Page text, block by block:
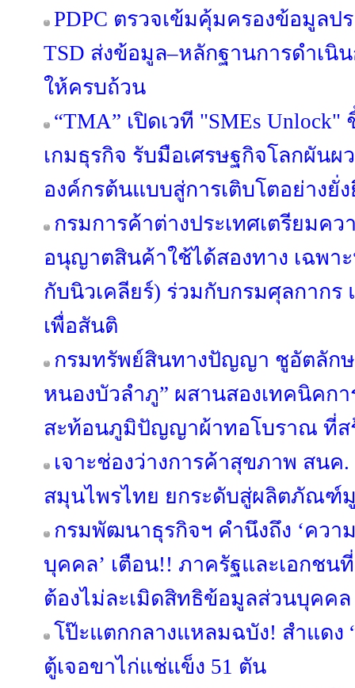
PDPC ตรวจเข้มคุ้มครองข้อมูลป
TSD ส่งข้อมูล–หลักฐานการดำเนิ
ให้ครบถ้วน
“TMA” เปิดเวที "SMEs Unlock"
เกมธุรกิจ รับมือเศรษฐกิจโลกผัน
องค์กรต้นแบบสู่การเติบโตอย่างยั่
กรมการค้าต่างประเทศเตรียมค
อนุญาตสินค้าใช้ได้สองทาง เฉพา
กับนิวเคลียร์) ร่วมกับกรมศุลกาก
เพื่อสันติ
กรมทรัพย์สินทางปัญญา ชูอัตลัก
หนองบัวลำภู” ผสานสองเทคนิคก
สะท้อนภูมิปัญญาผ้าทอโบราณ ที่ส
เจาะช่องว่างการค้าสุขภาพ สน
สมุนไพรไทย ยกระดับสู่ผลิตภัณฑ์
กรมพัฒนาธุรกิจฯ คำนึงถึง ‘คว
บุคคล’ เตือน!! ภาครัฐและเอกชน
ต้องไม่ละเมิดสิทธิข้อมูลส่วนบุคคล
โป๊ะแตกกลางแหลมฉบัง! สำแดง
ตู้เจอขาไก่แช่แข็ง 51 ตัน